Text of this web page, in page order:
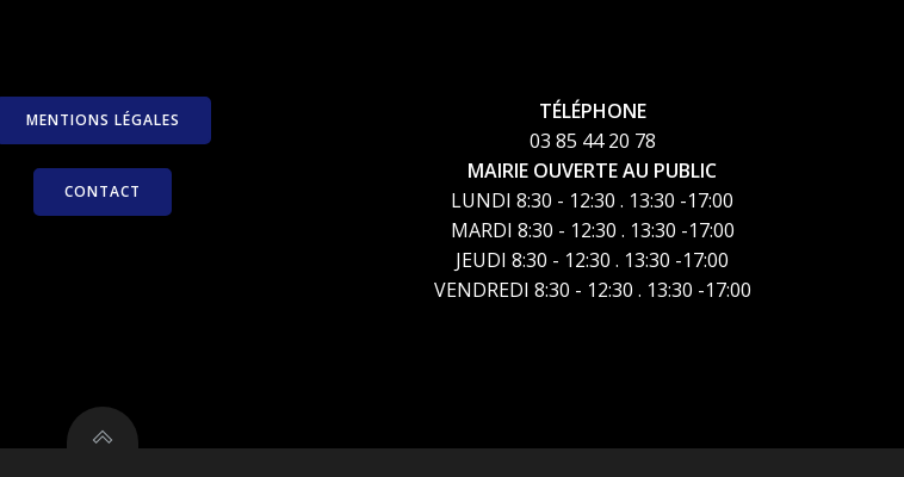
MENTIONS LÉGALES
CONTACT
TÉLÉPHONE
03 85 44 20 78
MAIRIE OUVERTE AU PUBLIC
LUNDI 8:30 - 12:30 . 13:30 -17:00
MARDI 8:30 - 12:30 . 13:30 -17:00
JEUDI 8:30 - 12:30 . 13:30 -17:00
VENDREDI 8:30 - 12:30 . 13:30 -17:00